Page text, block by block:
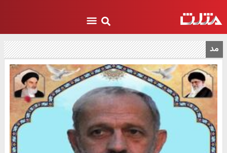
مد